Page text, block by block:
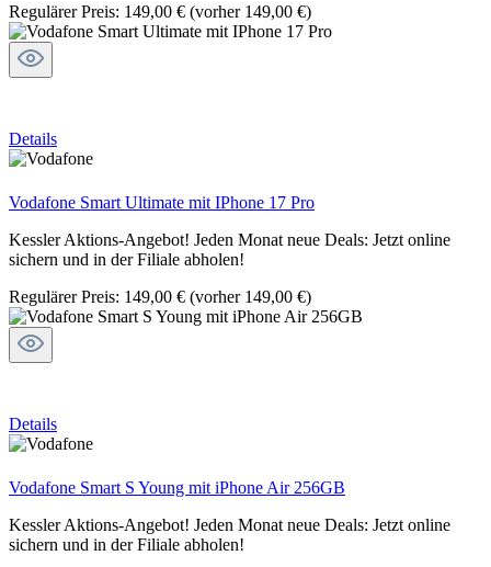
Regulärer Preis: 149,00 € (vorher 149,00 €)
Details
Vodafone Smart Ultimate mit IPhone 17 Pro
Kessler Aktions-Angebot! Jeden Monat neue Deals: Jetzt online
sichern und in der Filiale abholen!
Regulärer Preis: 149,00 € (vorher 149,00 €)
Details
Vodafone Smart S Young mit iPhone Air 256GB
Kessler Aktions-Angebot! Jeden Monat neue Deals: Jetzt online
sichern und in der Filiale abholen!